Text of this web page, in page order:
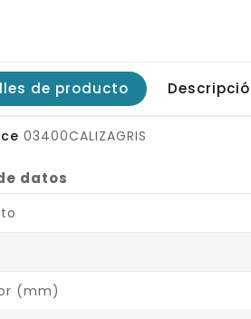
de producto
03400CALIZAGRIS
datos
(mm)